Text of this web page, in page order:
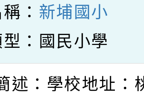
： 新埔國小
：國民小學
述：學校地址：